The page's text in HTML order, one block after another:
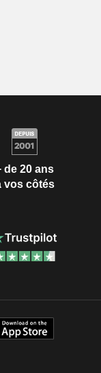
de 20 ans
vos côtés